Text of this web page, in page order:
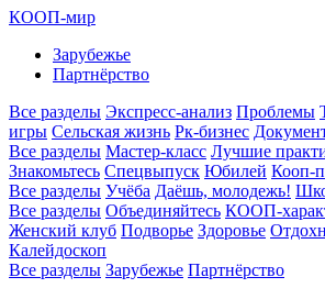
КООП-мир
Зарубежье
Партнёрство
Все разделы Экспресс-анализ Проблемы
игры Сельская жизнь Рк-бизнес
Все разделы Мастер-класс Лучшие
Знакомьтесь Спецвыпуск Юбилей Кооп-
Все разделы Учёба Даёшь, молодежь!
Все разделы Объединяйтесь КООП-
Женский клуб Подворье Здоровье
Калейдоскоп
Все разделы Зарубежье Партнёрство